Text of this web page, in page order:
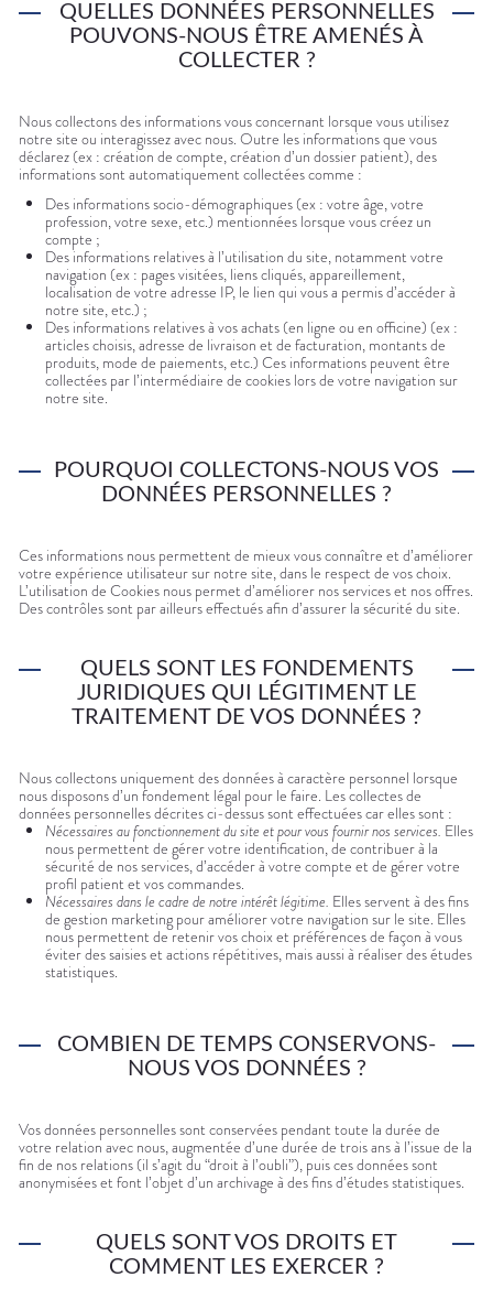
QUELLES DONNÉES PERSONNELLES
POUVONS-NOUS ÊTRE AMENÉS À
COLLECTER ?
Nous collectons des informations vous concernant lorsque vous utilisez
notre site ou interagissez avec nous. Outre les informations que vous
déclarez (ex : création de compte, création d’un dossier patient), des
informations sont automatiquement collectées comme :
Des informations socio-démographiques (ex : votre âge, votre
profession, votre sexe, etc.) mentionnées lorsque vous créez un
compte ;
Des informations relatives à l’utilisation du site, notamment votre
navigation (ex : pages visitées, liens cliqués, appareillement,
localisation de votre adresse IP, le lien qui vous a permis d’accéder à
notre site, etc.) ;
Des informations relatives à vos achats (en ligne ou en officine) (ex :
articles choisis, adresse de livraison et de facturation, montants de
produits, mode de paiements, etc.) Ces informations peuvent être
collectées par l’intermédiaire de cookies lors de votre navigation sur
notre site.
POURQUOI COLLECTONS-NOUS VOS
DONNÉES PERSONNELLES ?
Ces informations nous permettent de mieux vous connaître et d’améliorer
votre expérience utilisateur sur notre site, dans le respect de vos choix.
L’utilisation de Cookies nous permet d’améliorer nos services et nos offres.
Des contrôles sont par ailleurs effectués afin d’assurer la sécurité du site.
QUELS SONT LES FONDEMENTS
JURIDIQUES QUI LÉGITIMENT LE
TRAITEMENT DE VOS DONNÉES ?
Nous collectons uniquement des données à caractère personnel lorsque
nous disposons d’un fondement légal pour le faire. Les collectes de
données personnelles décrites ci-dessus sont effectuées car elles sont :
Nécessaires au fonctionnement du site et pour vous fournir nos services. Elles
nous permettent de gérer votre identification, de contribuer à la
sécurité de nos services, d’accéder à votre compte et de gérer votre
profil patient et vos commandes.
Nécessaires dans le cadre de notre intérêt légitime. Elles servent à des fins
de gestion marketing pour améliorer votre navigation sur le site. Elles
nous permettent de retenir vos choix et préférences de façon à vous
éviter des saisies et actions répétitives, mais aussi à réaliser des études
statistiques.
COMBIEN DE TEMPS CONSERVONS-
NOUS VOS DONNÉES ?
Vos données personnelles sont conservées pendant toute la durée de
votre relation avec nous, augmentée d’une durée de trois ans à l’issue de la
fin de nos relations (il s’agit du “droit à l’oubli”), puis ces données sont
anonymisées et font l’objet d’un archivage à des fins d’études statistiques.
QUELS SONT VOS DROITS ET
COMMENT LES EXERCER ?